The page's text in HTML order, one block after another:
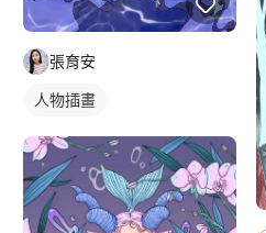
張育安
人物插畫